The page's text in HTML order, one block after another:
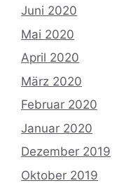
Juni 2020
Mai 2020
April 2020
März 2020
Februar 2020
Januar 2020
Dezember 2019
Oktober 2019